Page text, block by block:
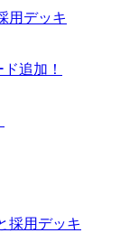
用デッキ
追加！
採用デッキ